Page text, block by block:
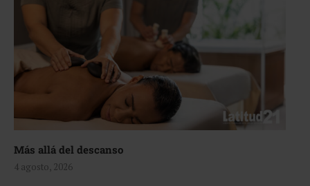
Más allá del descanso
4 agosto, 2026